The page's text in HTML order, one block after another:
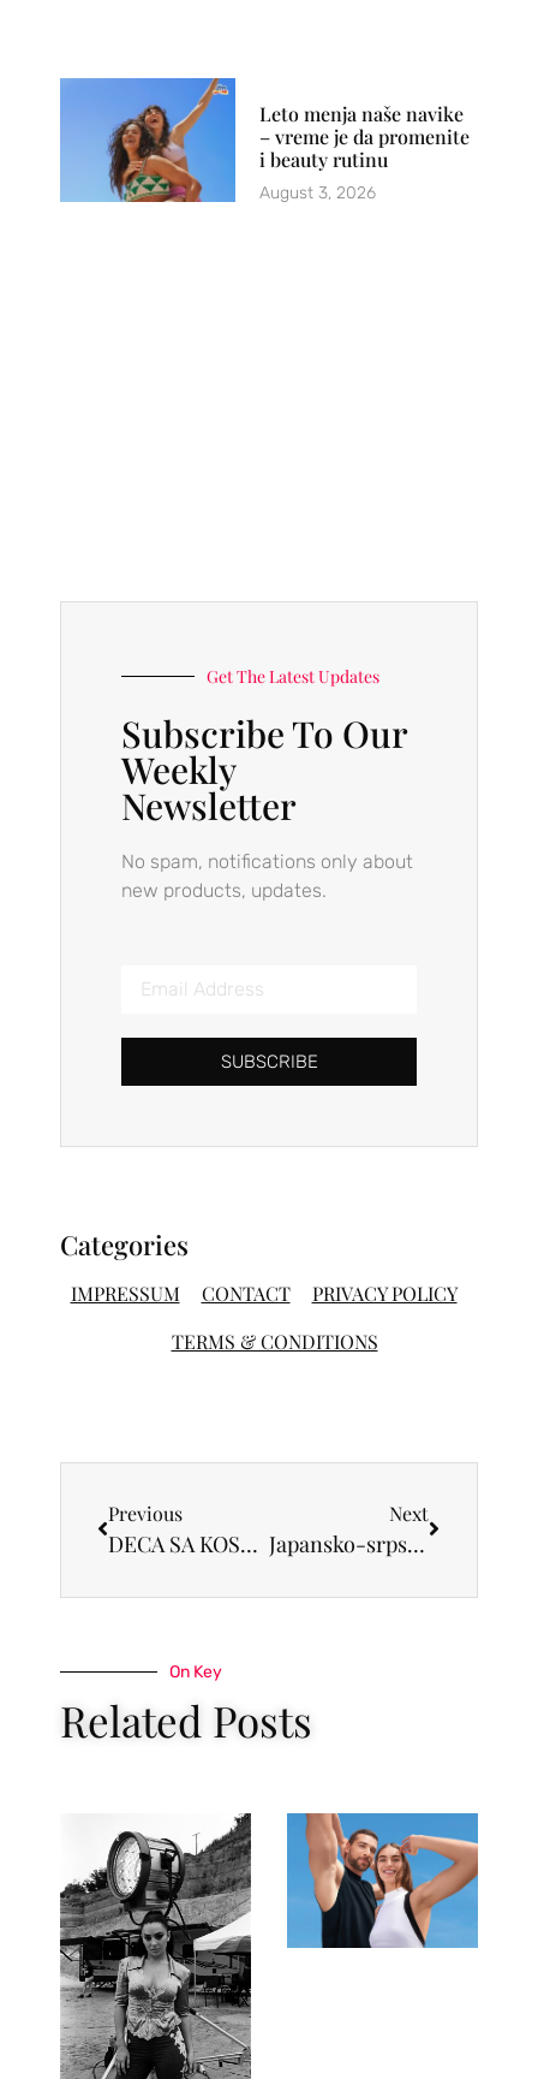
Leto menja naše navike
– vreme je da promenite
i beauty rutinu
August 3, 2026
Get The Latest Updates
Subscribe To Our
Weekly
Newsletter
No spam, notifications only about
new products, updates.
SUBSCRIBE
Categories
IMPRESSUM CONTACT
PRIVACY POLICY
TERMS & CONDITIONS
Previous
DECA SA KOSOVA OTVORILA ŠESTI DEČJI FESTIVAL OPLENAC
Next
Japansko-srpski festival filma od 8. do 12. novembra
On Key
Related Posts